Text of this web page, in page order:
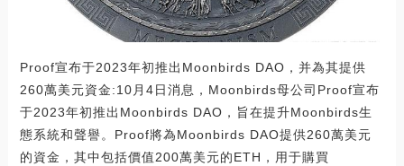
Proof宣布于2023年初推出Moonbirds DAO，并為其提供
260萬美元資金:10月4日消息，Moonbirds母公司Proof宣布
于2023年初推出Moonbirds DAO，旨在提升Moonbirds生
態系統和聲譽。Proof將為Moonbirds DAO提供260萬美元
的資金，其中包括價值200萬美元的ETH，用于購買